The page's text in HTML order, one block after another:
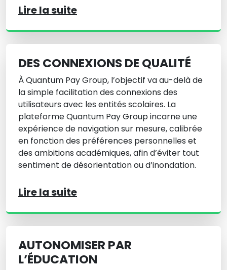
Lire la suite
DES CONNEXIONS DE QUALITÉ
À Quantum Pay Group, l’objectif va au-delà de
la simple facilitation des connexions des
utilisateurs avec les entités scolaires. La
plateforme Quantum Pay Group incarne une
expérience de navigation sur mesure, calibrée
en fonction des préférences personnelles et
des ambitions académiques, afin d’éviter tout
sentiment de désorientation ou d’inondation.
Lire la suite
AUTONOMISER PAR
L’ÉDUCATION